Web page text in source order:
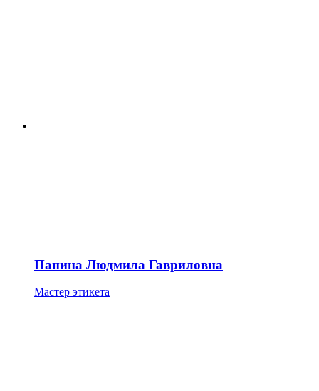
Панина Людмила Гавриловна
Мастер этикета